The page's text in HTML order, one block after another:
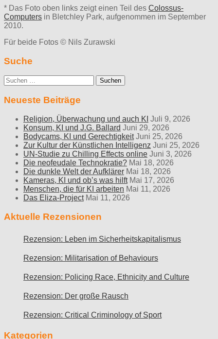
* Das Foto oben links zeigt einen Teil des Colossus-
Computers in Bletchley Park, aufgenommen im September
2010.
Für beide Fotos © Nils Zurawski
Suche
Suche
nach:
Neueste Beiträge
Religion, Überwachung und auch KI Juli 9, 2026
Konsum, KI und J.G. Ballard Juni 29, 2026
Bodycams, KI und Gerechtigkeit Juni 25, 2026
Zur Kultur der Künstlichen Intelligenz Juni 25, 2026
UN-Studie zu Chilling Effects online Juni 3, 2026
Die neofeudale Technokratie? Mai 18, 2026
Die dunkle Welt der Aufklärer Mai 18, 2026
Kameras, KI und ob’s was hilft Mai 17, 2026
Menschen, die für KI arbeiten Mai 11, 2026
Das Eliza-Project Mai 11, 2026
Aktuelle Rezensionen
Rezension: Leben im Sicherheitskapitalismus
Rezension: Militarisation of Behaviours
Rezension: Policing Race, Ethnicity and Culture
Rezension: Der große Rausch
Rezension: Critical Criminology of Sport
Kategorien